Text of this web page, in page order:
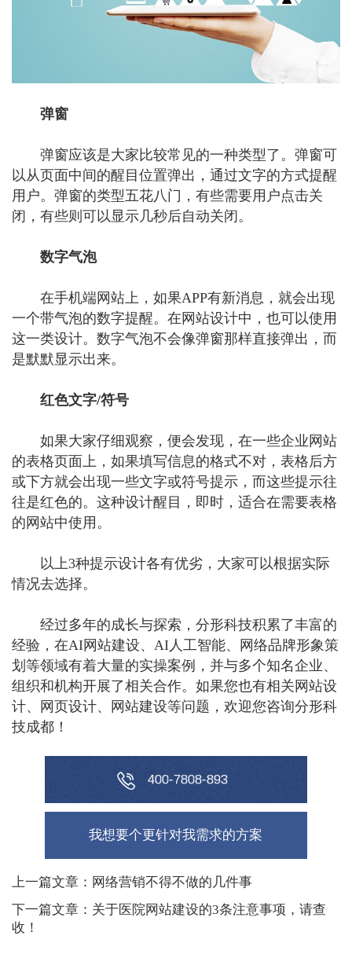
弹窗
弹窗应该是大家比较常见的一种类型了。弹窗可
以从页面中间的醒目位置弹出，通过文字的方式提醒
用户。弹窗的类型五花八门，有些需要用户点击关
闭，有些则可以显示几秒后自动关闭。
数字气泡
在手机端网站上，如果APP有新消息，就会出现
一个带气泡的数字提醒。在网站设计中，也可以使用
这一类设计。数字气泡不会像弹窗那样直接弹出，而
是默默显示出来。
红色文字/符号
如果大家仔细观察，便会发现，在一些企业网站
的表格页面上，如果填写信息的格式不对，表格后方
或下方就会出现一些文字或符号提示，而这些提示往
往是红色的。这种设计醒目，即时，适合在需要表格
的网站中使用。
以上3种提示设计各有优劣，大家可以根据实际
情况去选择。
经过多年的成长与探索，分形科技积累了丰富的
经验，在AI网站建设、AI人工智能、网络品牌形象策
划等领域有着大量的实操案例，并与多个知名企业、
组织和机构开展了相关合作。如果您也有相关网站设
计、网页设计、网站建设等问题，欢迎您咨询分形科
技成都！
400-7808-893
我想要个更针对我需求的方案
上一篇文章：网络营销不得不做的几件事
下一篇文章：关于医院网站建设的3条注意事项，请查
收！